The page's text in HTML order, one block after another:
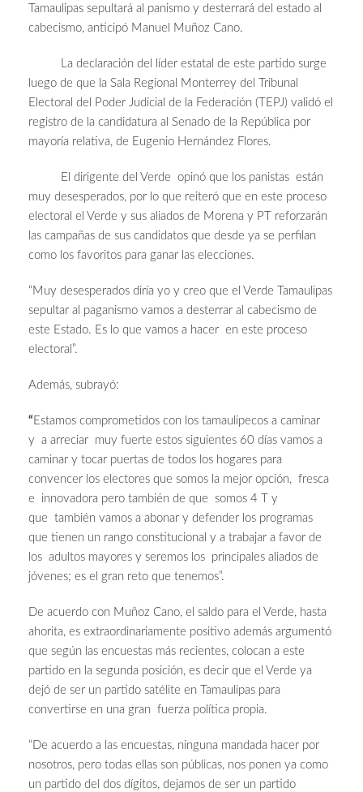
Tamaulipas sepultará al panismo y desterrará del estado al
cabecismo, anticipó Manuel Muñoz Cano.
La declaración del líder estatal de este partido surge
luego de que la Sala Regional Monterrey del Tribunal
Electoral del Poder Judicial de la Federación (TEPJ) validó el
registro de la candidatura al Senado de la República por
mayoría relativa, de Eugenio Hernández Flores.
El dirigente del Verde opinó que los panistas están
muy desesperados, por lo que reiteró que en este proceso
electoral el Verde y sus aliados de Morena y PT reforzarán
las campañas de sus candidatos que desde ya se perfilan
como los favoritos para ganar las elecciones.
“Muy desesperados diría yo y creo que el Verde Tamaulipas
sepultar al paganismo vamos a desterrar al cabecismo de
este Estado. Es lo que vamos a hacer en este proceso
electoral”.
Además, subrayó:
“ Estamos comprometidos con los tamaulipecos a caminar
y a arreciar muy fuerte estos siguientes 60 días vamos a
caminar y tocar puertas de todos los hogares para
convencer los electores que somos la mejor opción, fresca
e innovadora pero también de que somos 4 T y
que también vamos a abonar y defender los programas
que tienen un rango constitucional y a trabajar a favor de
los adultos mayores y seremos los principales aliados de
jóvenes; es el gran reto que tenemos”.
De acuerdo con Muñoz Cano, el saldo para el Verde, hasta
ahorita, es extraordinariamente positivo además argumentó
que según las encuestas más recientes, colocan a este
partido en la segunda posición, es decir que el Verde ya
dejó de ser un partido satélite en Tamaulipas para
convertirse en una gran fuerza política propia.
“De acuerdo a las encuestas, ninguna mandada hacer por
nosotros, pero todas ellas son públicas, nos ponen ya como
un partido del dos dígitos, dejamos de ser un partido